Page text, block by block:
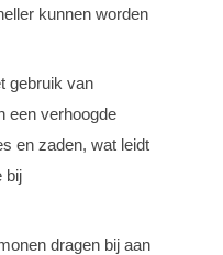
kunnen worden
gebruik van
een verhoogde
en zaden, wat leidt
bij
dragen bij aan